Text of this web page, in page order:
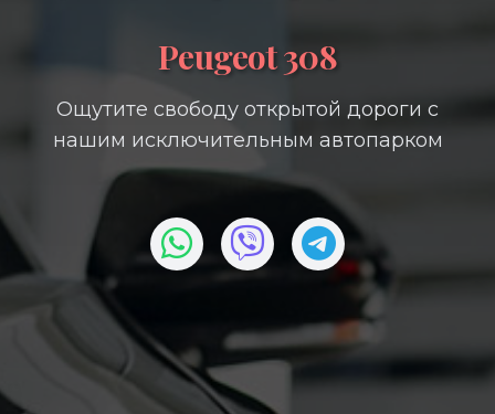
Peugeot 308
Ощутите свободу открытой дороги с
нашим исключительным автопарком